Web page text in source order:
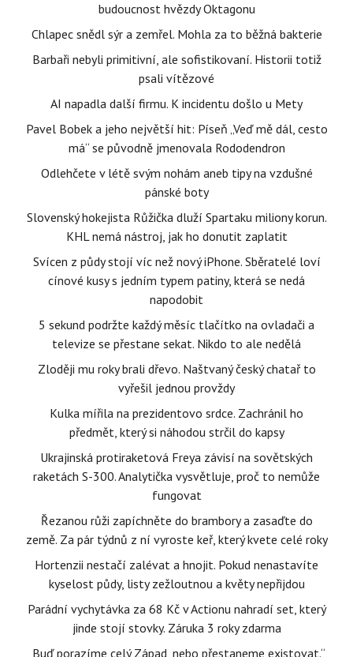
budoucnost hvězdy Oktagonu
Chlapec snědl sýr a zemřel. Mohla za to běžná bakterie
Barbaři nebyli primitivní, ale sofistikovaní. Historii totiž
psali vítězové
AI napadla další firmu. K incidentu došlo u Mety
Pavel Bobek a jeho největší hit: Píseň „Veď mě dál, cesto
má“ se původně jmenovala Rododendron
Odlehčete v létě svým nohám aneb tipy na vzdušné
pánské boty
Slovenský hokejista Růžička dluží Spartaku miliony korun.
KHL nemá nástroj, jak ho donutit zaplatit
Svícen z půdy stojí víc než nový iPhone. Sběratelé loví
cínové kusy s jedním typem patiny, která se nedá
napodobit
5 sekund podržte každý měsíc tlačítko na ovladači a
televize se přestane sekat. Nikdo to ale nedělá
Zloději mu roky brali dřevo. Naštvaný český chatař to
vyřešil jednou provždy
Kulka mířila na prezidentovo srdce. Zachránil ho
předmět, který si náhodou strčil do kapsy
Ukrajinská protiraketová Freya závisí na sovětských
raketách S-300. Analytička vysvětluje, proč to nemůže
fungovat
Řezanou růži zapíchněte do brambory a zasaďte do
země. Za pár týdnů z ní vyroste keř, který kvete celé roky
Hortenzii nestačí zalévat a hnojit. Pokud nenastavíte
kyselost půdy, listy zežloutnou a květy nepřijdou
Parádní vychytávka za 68 Kč v Actionu nahradí set, který
jinde stojí stovky. Záruka 3 roky zdarma
„Buď porazíme celý Západ, nebo přestaneme existovat.“